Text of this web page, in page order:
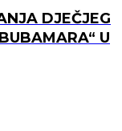
DJEČJEG
U